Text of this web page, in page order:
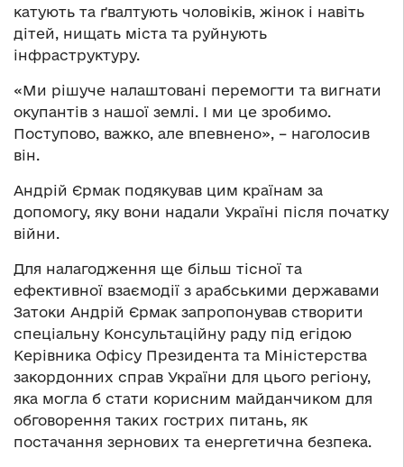
катують та ґвалтують чоловіків, жінок і навіть
дітей, нищать міста та руйнують
інфраструктуру.
«Ми рішуче налаштовані перемогти та вигнати
окупантів з нашої землі. І ми це зробимо.
Поступово, важко, але впевнено», – наголосив
він.
Андрій Єрмак подякував цим країнам за
допомогу, яку вони надали Україні після початку
війни.
Для налагодження ще більш тісної та
ефективної взаємодії з арабськими державами
Затоки Андрій Єрмак запропонував створити
спеціальну Консультаційну раду під егідою
Керівника Офісу Президента та Міністерства
закордонних справ України для цього регіону,
яка могла б стати корисним майданчиком для
обговорення таких гострих питань, як
постачання зернових та енергетична безпека.